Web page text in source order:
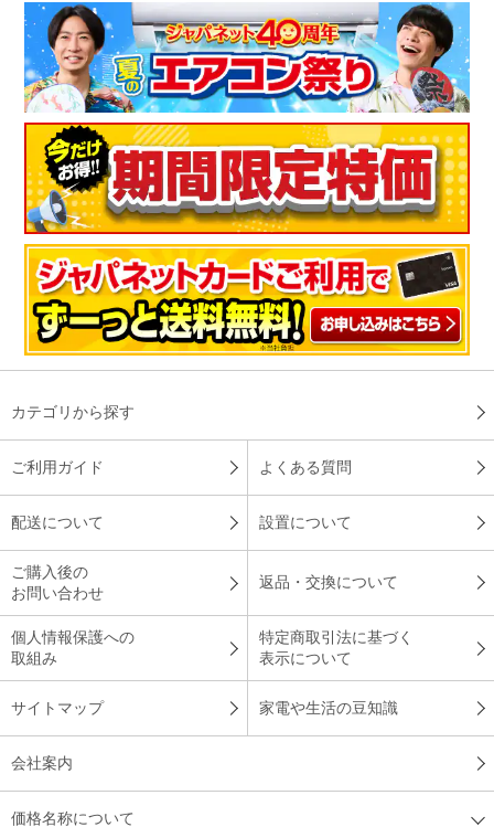
品は素晴らしいと思います。有難うございました。
（神奈川県70代T.T様 ）
購入して正解でした。
想像以上に使い心地がよいです。とてもさらっとしていて、か
つやわらかく、肌への感触がよいです。購入して正解でした。
（千葉県40代K.D様）
快適に寝ることが出来ました！
が出来ました！！！今年も猛暑との事なので、ク－ルスリ－プ
（熊本県
サラサラ感もあり、涼しく感じる
大変ひんやりと感じるマットレスでした。サラサラ感もあり、
涼しく感じる商品なので、購入して大正解でした。この夏は、
このマットレスを使用して過ごしたいと思います。
（愛知県50代
ことに！
カテゴリから探す
ご利用ガイド よくある質問
配送について 設置について
ご購入後の
お問い合わせ
返品・交換について
個人情報保護への
取組み
特定商取引法に基づく
表示について
サイトマップ 家電や生活の豆知識
会社案内
価格名称について